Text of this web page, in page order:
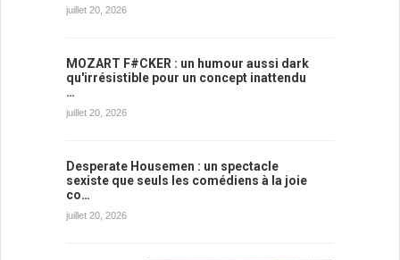
juillet 20, 2026
MOZART F#CKER : un humour aussi dark
qu'irrésistible pour un concept inattendu
…
juillet 20, 2026
Desperate Housemen : un spectacle
sexiste que seuls les comédiens à la joie
co…
juillet 20, 2026